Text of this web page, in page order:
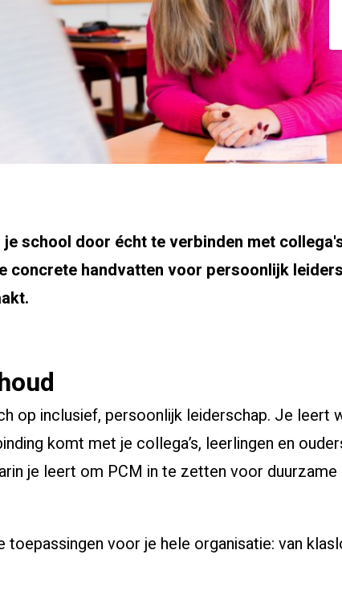
school door écht te verbinden met
concrete handvatten voor persoonlijk
op inclusief, persoonlijk leiderschap. Je leert
komt met je collega’s, leerlingen en
je leert om PCM in te zetten voor duurzame
toepassingen voor je hele organisatie: van